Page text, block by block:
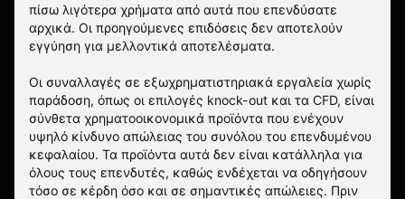
πίσω λιγότερα χρήματα από αυτά που επενδύσατε
αρχικά. Οι προηγούμενες επιδόσεις δεν αποτελούν
εγγύηση για μελλοντικά αποτελέσματα.
Οι συναλλαγές σε εξωχρηματιστηριακά εργαλεία χωρίς
παράδοση, όπως οι επιλογές knock-out και τα CFD, είναι
σύνθετα χρηματοοικονομικά προϊόντα που ενέχουν
υψηλό κίνδυνο απώλειας του συνόλου του επενδυμένου
κεφαλαίου. Τα προϊόντα αυτά δεν είναι κατάλληλα για
όλους τους επενδυτές, καθώς ενδέχεται να οδηγήσουν
τόσο σε κέρδη όσο και σε σημαντικές απώλειες. Πριν